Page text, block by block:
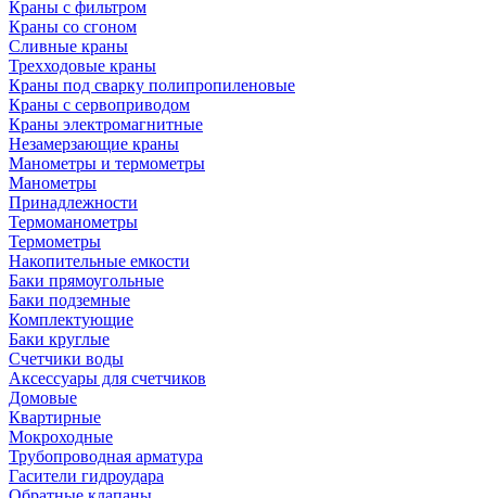
Краны с фильтром
Краны со сгоном
Сливные краны
Трехходовые краны
Краны под сварку полипропиленовые
Краны с сервоприводом
Краны электромагнитные
Незамерзающие краны
Манометры и термометры
Манометры
Принадлежности
Термоманометры
Термометры
Накопительные емкости
Баки прямоугольные
Баки подземные
Комплектующие
Баки круглые
Счетчики воды
Аксессуары для счетчиков
Домовые
Квартирные
Мокроходные
Трубопроводная арматура
Гасители гидроудара